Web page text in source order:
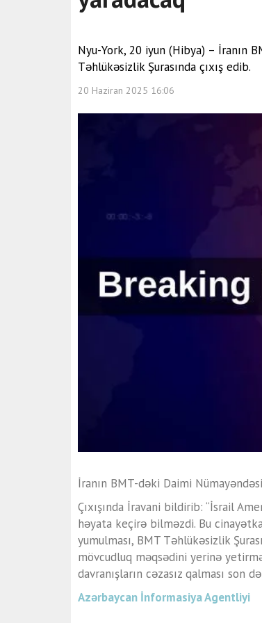
Nyu-York, 20 iyun (Hibya) – İranın
Təhlükəsizlik Şurasında çıxış edib.
20 Haziran 2025 16:06
İranın BMT-dəki Daimi
Çıxışında İravani bildirib: “İsrail
həyata keçirə bilməzdi. Bu
yumulması, BMT Təhlükəsizlik
mövcudluq məqsədini yerinə
davranışların cəzasız qalması son
Azərbaycan İnformasiya Agentliyi